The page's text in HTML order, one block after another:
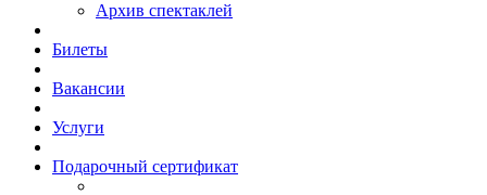
Архив спектаклей
Билеты
Вакансии
Услуги
Подарочный сертификат